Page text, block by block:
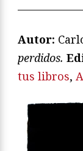
Autor:
perdidos.
tus libros,